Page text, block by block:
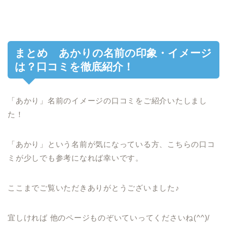
まとめ あかりの名前の印象・イメージ
は？口コミを徹底紹介！
「あかり」名前のイメージの口コミをご紹介いたしまし
た！
「あかり」という名前が気になっている方、こちらの口コ
ミが少しでも参考になれば幸いです。
ここまでご覧いただきありがとうございました♪
宜しければ 他のページものぞいていってくださいね(^^)/